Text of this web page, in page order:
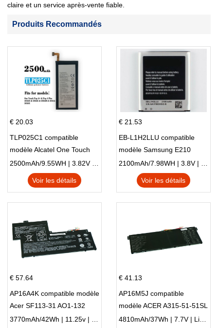
claire et un service après-vente fiable.
Produits Recommandés
€ 20.03
TLP025C1 compatible
modèle Alcatel One Touch
Pop 4 Plus OT-5056D
2500mAh/9.55WH | 3.82V | Li-ion ...
Voir les détails
€ 21.53
EB-L1H2LLU compatible
modèle Samsung E210
E210K i939
2100mAh/7.98WH | 3.8V | Li-ion ...
Voir les détails
€ 57.64
AP16A4K compatible modèle
Acer SF113-31 AO1-132
NE132
3770mAh/42Wh | 11.25v | Li-ion ...
€ 41.13
AP16M5J compatible
modèle ACER A315-51-51SL
N17Q1 SERIES
4810mAh/37Wh | 7.7V | Li-ion ...